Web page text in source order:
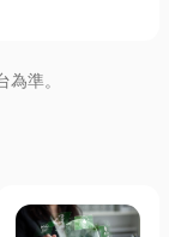
準。